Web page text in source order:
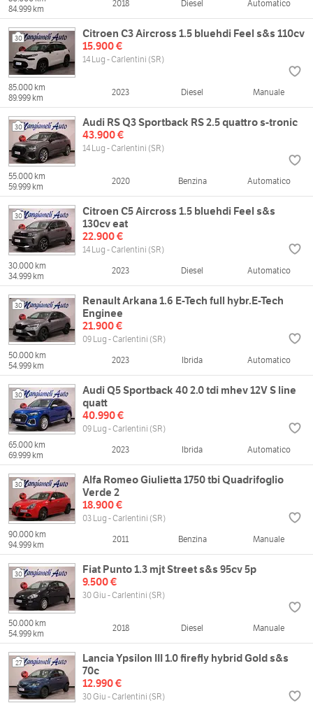
84.999 km
2018 Diesel Automatico
30
Citroen C3 Aircross 1.5 bluehdi Feel s&s 110cv
15.900 €
14 Lug - Carlentini (SR)
85.000 km
89.999 km
2023 Diesel Manuale
30
Audi RS Q3 Sportback RS 2.5 quattro s-tronic
43.900 €
14 Lug - Carlentini (SR)
55.000 km
59.999 km
2020 Benzina Automatico
30
Citroen C5 Aircross 1.5 bluehdi Feel s&s
130cv eat
22.900 €
14 Lug - Carlentini (SR)
30.000 km
34.999 km
2023 Diesel Automatico
30
Renault Arkana 1.6 E-Tech full hybr.E-Tech
Enginee
21.900 €
09 Lug - Carlentini (SR)
50.000 km
54.999 km
2023 Ibrida Automatico
30
Audi Q5 Sportback 40 2.0 tdi mhev 12V S line
quatt
40.990 €
09 Lug - Carlentini (SR)
65.000 km
69.999 km
2023 Ibrida Automatico
30
Alfa Romeo Giulietta 1750 tbi Quadrifoglio
Verde 2
18.900 €
03 Lug - Carlentini (SR)
90.000 km
94.999 km
2011 Benzina Manuale
30
Fiat Punto 1.3 mjt Street s&s 95cv 5p
9.500 €
30 Giu - Carlentini (SR)
50.000 km
54.999 km
2018 Diesel Manuale
27
Lancia Ypsilon III 1.0 firefly hybrid Gold s&s
70c
12.990 €
30 Giu - Carlentini (SR)